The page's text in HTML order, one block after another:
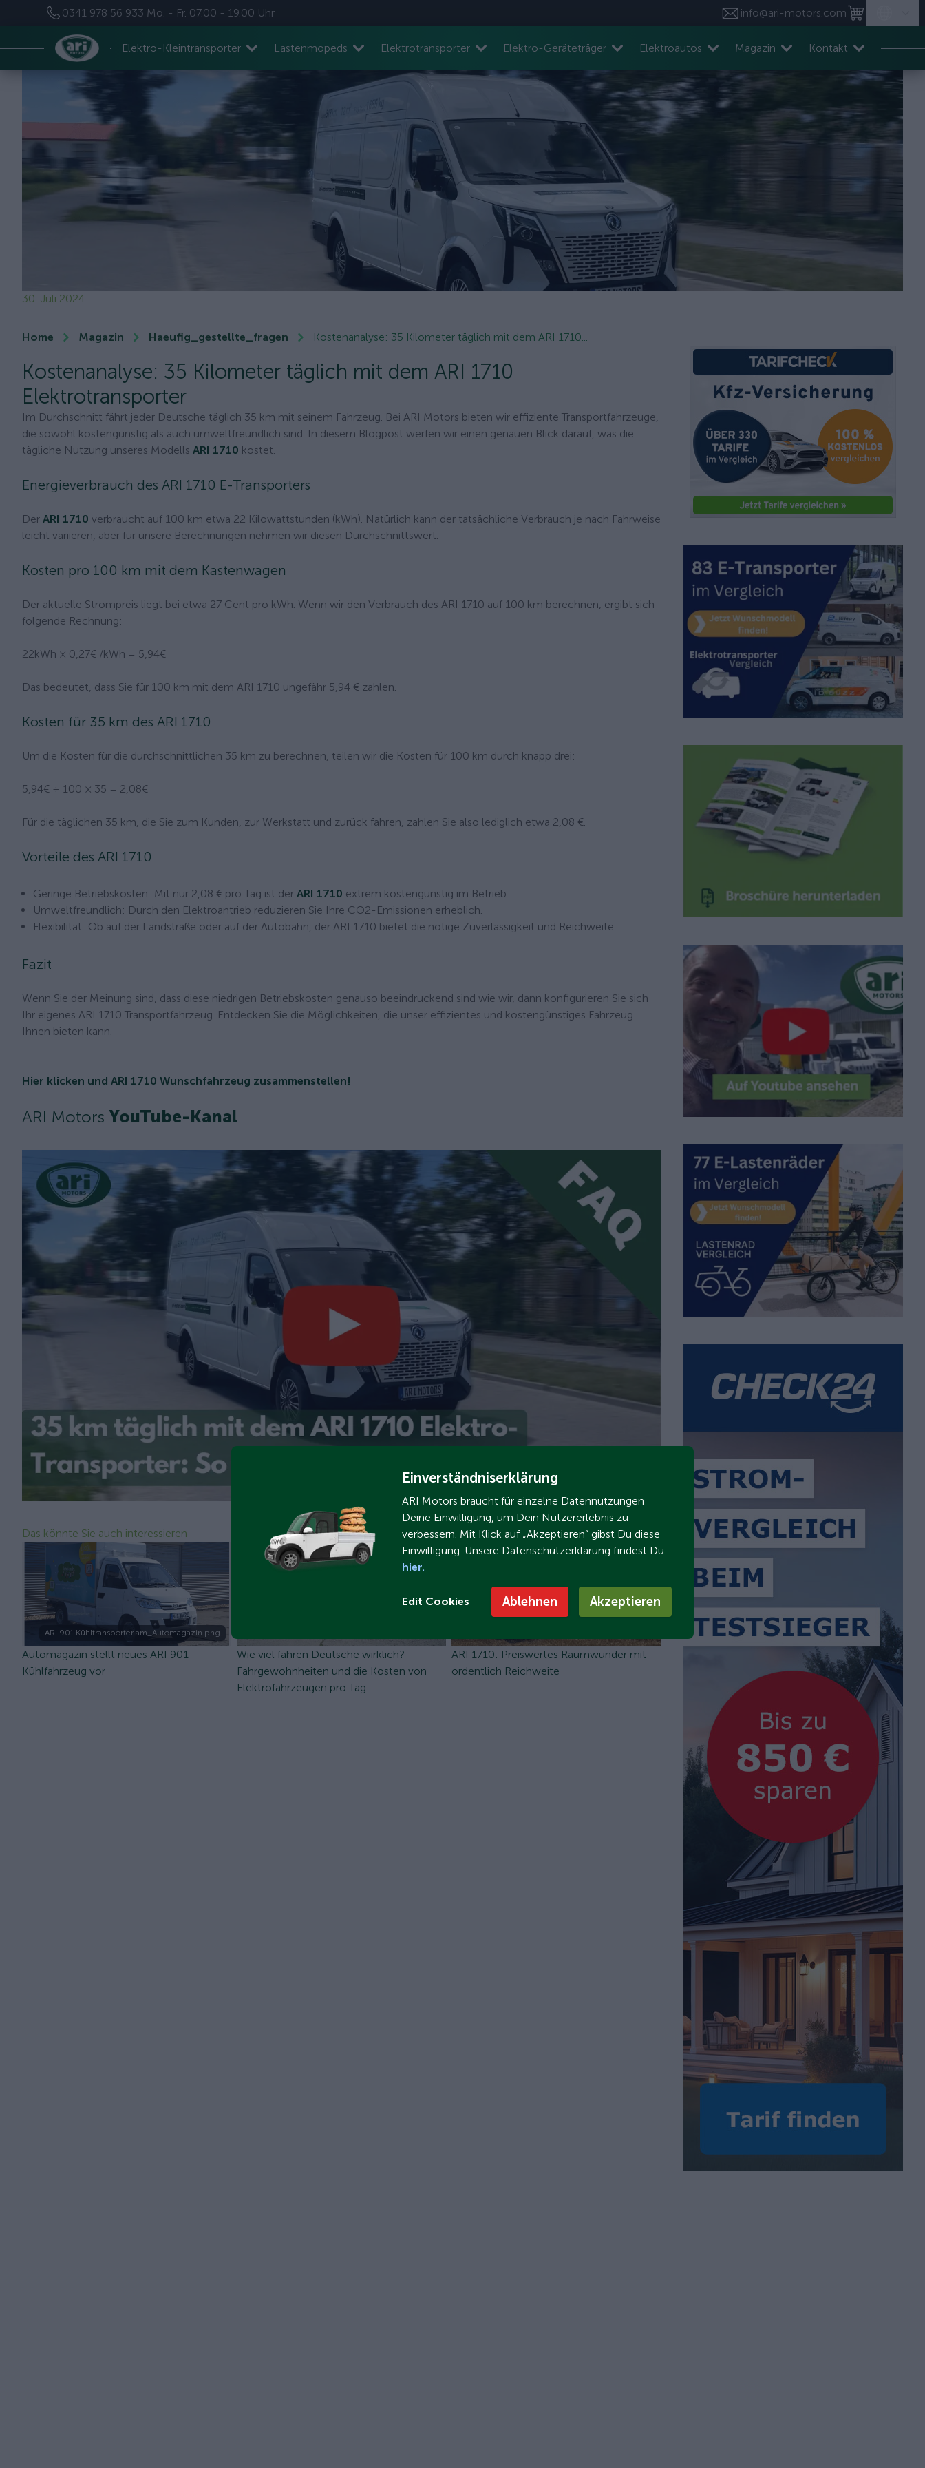
0341 978 56 933 Mo. - Fr. 07.00 - 19.00 Uhr info@ari-motors.com
Elektro-Kleintransporter Lastenmopeds Elektrotransporter Elektro-Geräteträger Elektroautos Magazin Kontakt
30. Juli 2024
Home Magazin Haeufig_gestellte_fragen Kostenanalyse: 35 Kilometer täglich mit dem ARI 1710...
Kostenanalyse: 35 Kilometer täglich mit dem ARI 1710
Elektrotransporter
Im Durchschnitt fährt jeder Deutsche täglich 35 km mit seinem Fahrzeug. Bei ARI Motors bieten wir effiziente Transportfahrzeuge,
die sowohl kostengünstig als auch umweltfreundlich sind. In diesem Blogpost werfen wir einen genauen Blick darauf, was die
tägliche Nutzung unseres Modells ARI 1710 kostet.
Energieverbrauch des ARI 1710 E-Transporters
Der ARI 1710 verbraucht auf 100 km etwa 22 Kilowattstunden (kWh). Natürlich kann der tatsächliche Verbrauch je nach Fahrweise
leicht variieren, aber für unsere Berechnungen nehmen wir diesen Durchschnittswert.
Kosten pro 100 km mit dem Kastenwagen
Der aktuelle Strompreis liegt bei etwa 27 Cent pro kWh. Wenn wir den Verbrauch des ARI 1710 auf 100 km berechnen, ergibt sich
folgende Rechnung:
22kWh × 0,27€ /kWh = 5,94€
Das bedeutet, dass Sie für 100 km mit dem ARI 1710 ungefähr 5,94 € zahlen.
Kosten für 35 km des ARI 1710
Um die Kosten für die durchschnittlichen 35 km zu berechnen, teilen wir die Kosten für 100 km durch knapp drei:
5,94€ ÷ 100 × 35 = 2,08€
Für die täglichen 35 km, die Sie zum Kunden, zur Werkstatt und zurück fahren, zahlen Sie also lediglich etwa 2,08 €.
Vorteile des ARI 1710
Geringe Betriebskosten: Mit nur 2,08 € pro Tag ist der ARI 1710 extrem kostengünstig im Betrieb.
Umweltfreundlich: Durch den Elektroantrieb reduzieren Sie Ihre CO2-Emissionen erheblich.
Flexibilität: Ob auf der Landstraße oder auf der Autobahn, der ARI 1710 bietet die nötige Zuverlässigkeit und Reichweite.
Fazit
Wenn Sie der Meinung sind, dass diese niedrigen Betriebskosten genauso beeindruckend sind wie wir, dann konfigurieren Sie sich
Ihr eigenes ARI 1710 Transportfahrzeug. Entdecken Sie die Möglichkeiten, die unser effizientes und kostengünstiges Fahrzeug
Ihnen bieten kann.
Hier klicken und ARI 1710 Wunschfahrzeug zusammenstellen!
ARI Motors YouTube-Kanal
Das könnte Sie auch interessieren
ARI 901 Kühltransporter am_Automagazin.png
Automagazin stellt neues ARI 901
Kühlfahrzeug vor
Wie viel fahren Deutsche wirklich? -
Fahrgewohnheiten und die Kosten von
Elektrofahrzeugen pro Tag
ARI 1710: Preiswertes Raumwunder mit
ordentlich Reichweite
Einverständniserklärung
ARI Motors braucht für einzelne Datennutzungen
Deine Einwilligung, um Dein Nutzererlebnis zu
verbessern. Mit Klick auf „Akzeptieren“ gibst Du diese
Einwilligung. Unsere Datenschutzerklärung findest Du
hier.
Edit Cookies Ablehnen Akzeptieren